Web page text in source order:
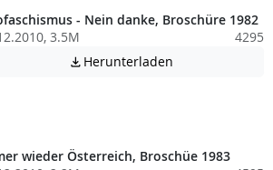
- Nein danke, Broschüre 1982
3.5M
4295
 Herunterladen
wieder Österreich, Broschüe 1983